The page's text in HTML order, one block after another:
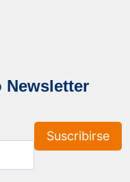
Newsletter